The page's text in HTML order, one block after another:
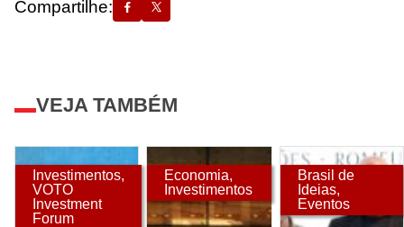
Compartilhe:
VEJA TAMBÉM
Investimentos,
VOTO
Investment
Forum
Economia,
Investimentos
Brasil de
Ideias,
Eventos